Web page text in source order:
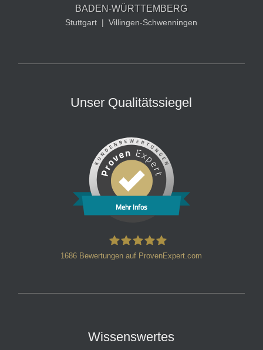
BADEN-WÜRTTEMBERG
Stuttgart | Villingen-Schwenningen
Unser Qualitätssiegel
Mehr Infos
1686 Bewertungen auf ProvenExpert.com
Wissenswertes